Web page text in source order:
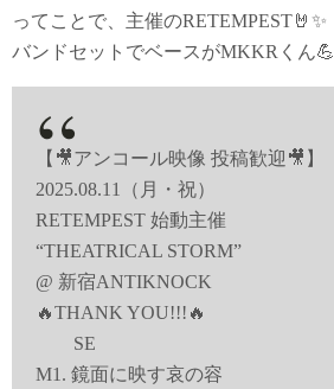
ってことで、主催のRETEMPEST🤘✨
バンドセットでベースがMKKRくん💪
【🎥アンコール映像 投稿歓迎🎥】
2025.08.11（月・祝）
RETEMPEST 始動主催
“THEATRICAL STORM”
@ 新宿ANTIKNOCK
🔥THANK YOU!!!🔥
SE
M1. 鏡面に映す哀の容